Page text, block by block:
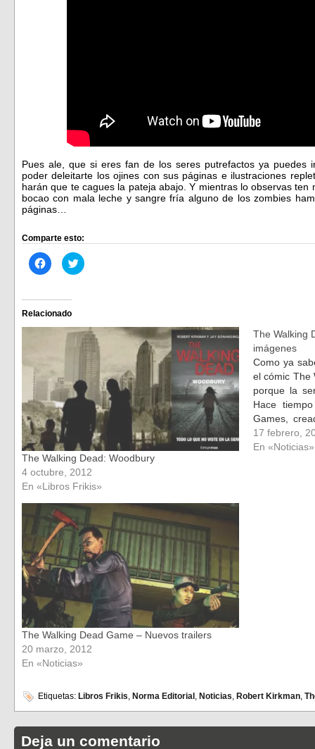
Pues ale, que si eres fan de los seres putrefactos ya puedes
poder deleitarte los ojines con sus páginas e ilustraciones
harán que te cagues la pateja abajo. Y mientras lo observas
bocao con mala leche y sangre fría alguno de los zombies
páginas…
Comparte esto:
Haz
clic
Facebook
(Se
abre
en
ventana
Haz
clic
en
una
ventana
nueva)
Relacionado
The Walking Dead: Woodbury
4 octubre, 2012
En «Libros Frikis»
The Walking
imágenes
Como ya
el cómic The
porque la
Hace
Games,
Monkey
Regreso al
17 febrero,
En «Noticias»
The Walking Dead Game – Nuevos trailers
20 marzo, 2012
En «Noticias»
Etiquetas: Libros Frikis, Norma Editorial , Noticias, Robert Kirkman,
Deja un comentario